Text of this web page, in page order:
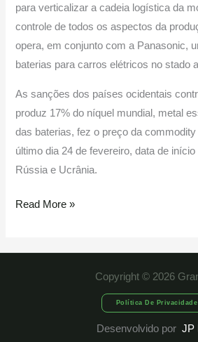
para verticalizar a cadeia logística da
controle de todos os aspectos da
opera, em conjunto com a Panasonic,
baterias para carros elétricos no stado
As sanções dos países ocidentais
produz 17% do níquel mundial, metal
das baterias, fez o preço da
último dia 24 de fevereiro, data de
Rússia e Ucrânia.
Read More »
Copyright © 2026
Política De Privacidade
Desenvolvido por JP